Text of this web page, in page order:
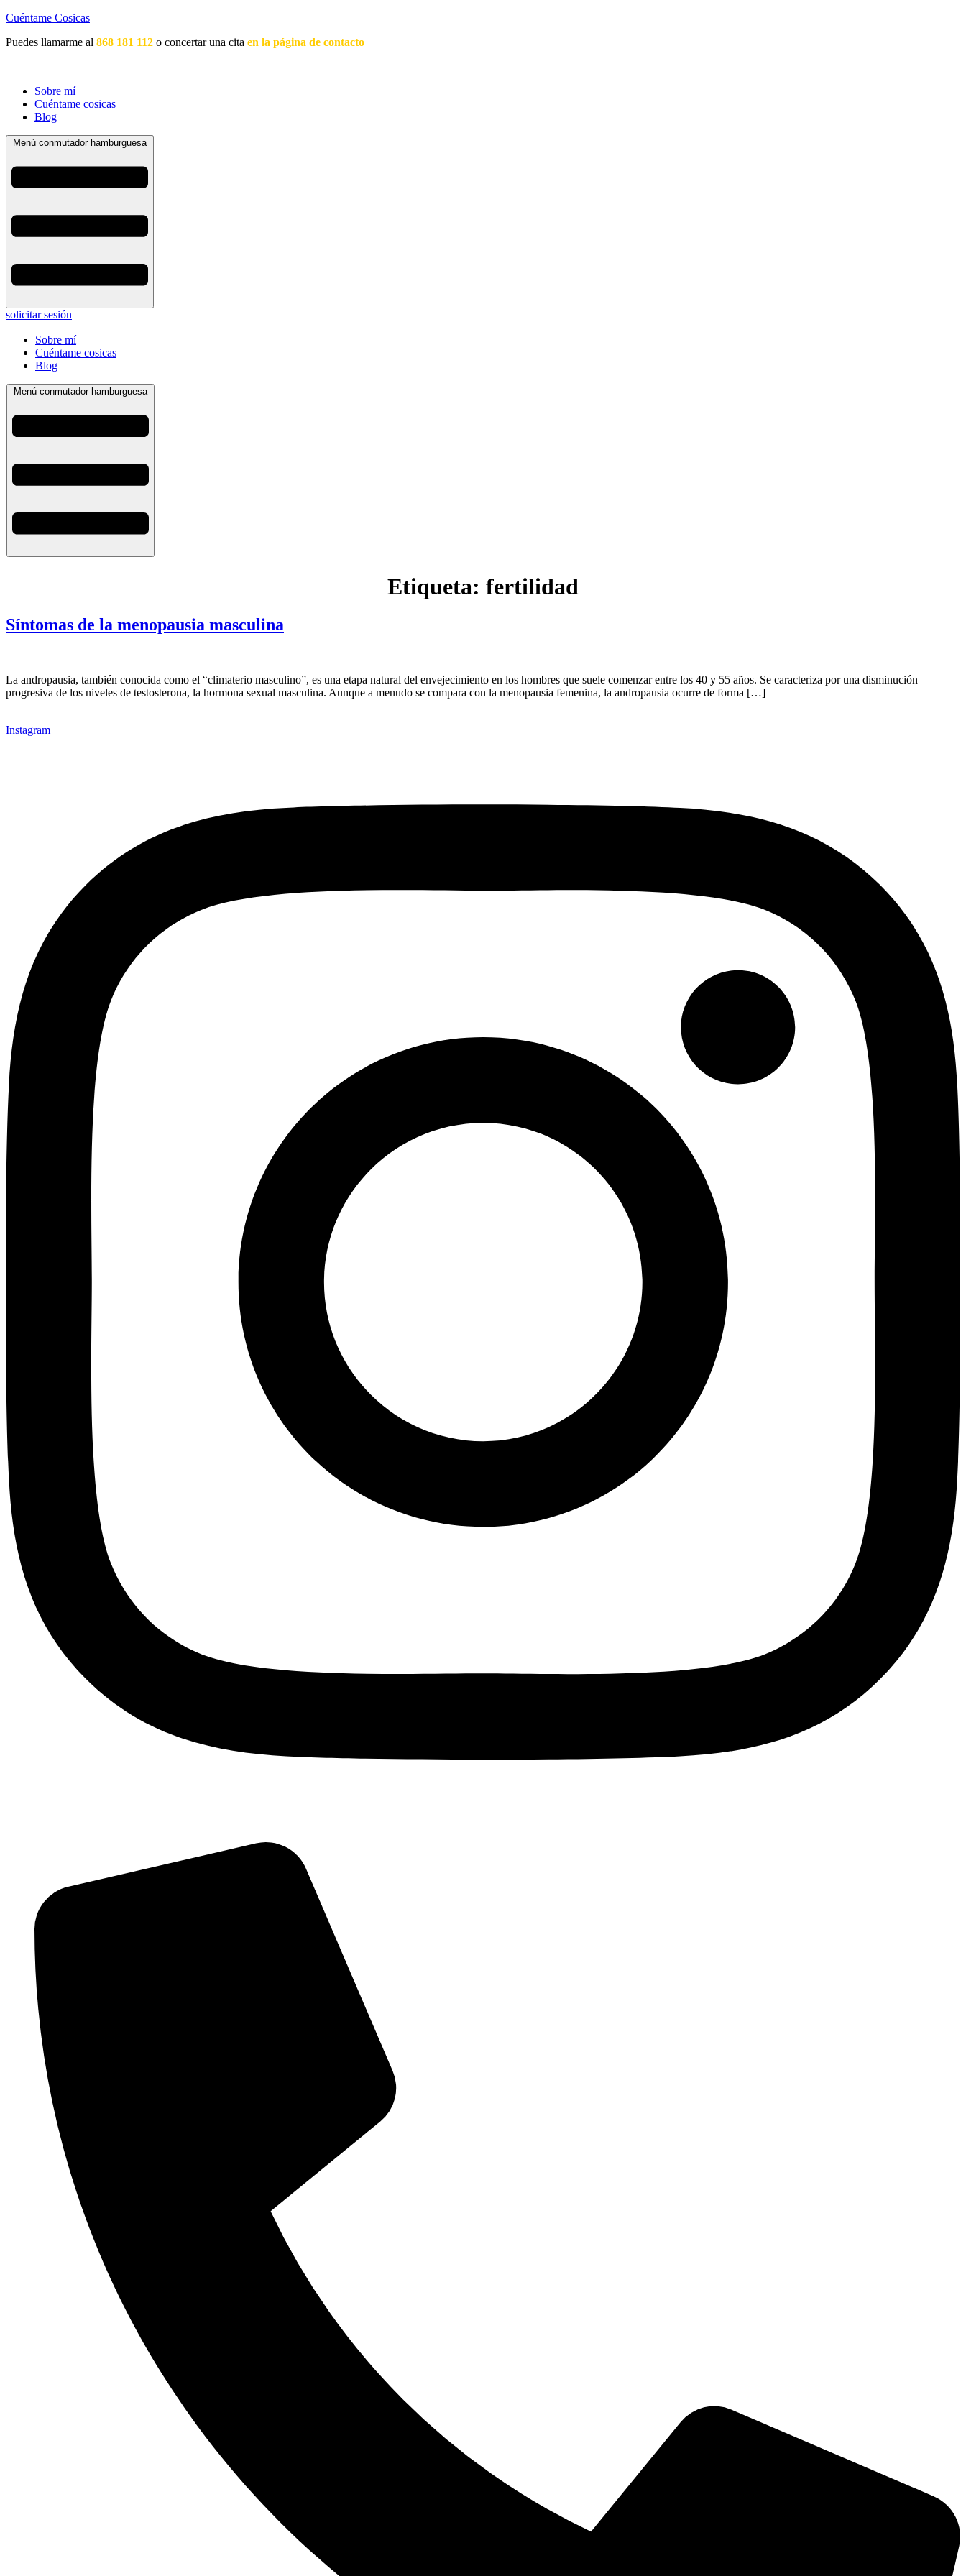
Cuéntame Cosicas
Puedes llamarme al 868 181 112 o concertar una cita en la página de contacto
Sobre mí
Cuéntame cosicas
Blog
Menú conmutador hamburguesa
solicitar sesión
Sobre mí
Cuéntame cosicas
Blog
Menú conmutador hamburguesa
Etiqueta: fertilidad
Síntomas de la menopausia masculina
La andropausia, también conocida como el “climaterio masculino”, es una etapa natural del envejecimiento en los hombres que suele comenzar entre los 40 y 55 años. Se caracteriza por una disminución
progresiva de los niveles de testosterona, la hormona sexual masculina. Aunque a menudo se compara con la menopausia femenina, la andropausia ocurre de forma […]
Instagram